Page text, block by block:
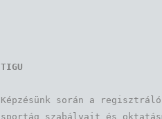
TIGU
Képzésünk során a
sportág szabályait és